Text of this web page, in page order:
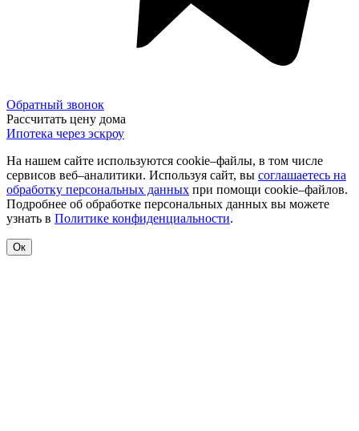
Обратный звонок
Рассчитать цену дома
Ипотека через эскроу
На нашем сайте используются cookie–файлы, в том числе
сервисов веб–аналитики. Используя сайт, вы соглашаетесь на
обработку персональных данных при помощи cookie–файлов.
Подробнее об обработке персональных данных вы можете
узнать в Политике конфиденциальности.
Ок